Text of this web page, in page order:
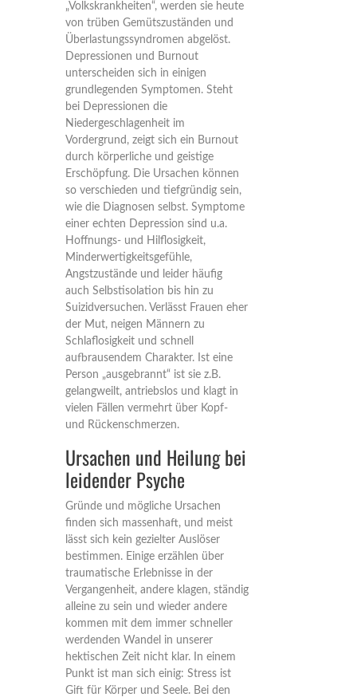
„Volkskrankheiten“, werden sie heute
von trüben Gemütszuständen und
Überlastungssyndromen abgelöst.
Depressionen und Burnout
unterscheiden sich in einigen
grundlegenden Symptomen. Steht
bei Depressionen die
Niedergeschlagenheit im
Vordergrund, zeigt sich ein Burnout
durch körperliche und geistige
Erschöpfung. Die Ursachen können
so verschieden und tiefgründig sein,
wie die Diagnosen selbst. Symptome
einer echten Depression sind u.a.
Hoffnungs- und Hilflosigkeit,
Minderwertigkeitsgefühle,
Angstzustände und leider häufig
auch Selbstisolation bis hin zu
Suizidversuchen. Verlässt Frauen eher
der Mut, neigen Männern zu
Schlaflosigkeit und schnell
aufbrausendem Charakter. Ist eine
Person „ausgebrannt“ ist sie z.B.
gelangweilt, antriebslos und klagt in
vielen Fällen vermehrt über Kopf-
und Rückenschmerzen.
Ursachen und Heilung bei
leidender Psyche
Gründe und mögliche Ursachen
finden sich massenhaft, und meist
lässt sich kein gezielter Auslöser
bestimmen. Einige erzählen über
traumatische Erlebnisse in der
Vergangenheit, andere klagen, ständig
alleine zu sein und wieder andere
kommen mit dem immer schneller
werdenden Wandel in unserer
hektischen Zeit nicht klar. In einem
Punkt ist man sich einig: Stress ist
Gift für Körper und Seele. Bei den